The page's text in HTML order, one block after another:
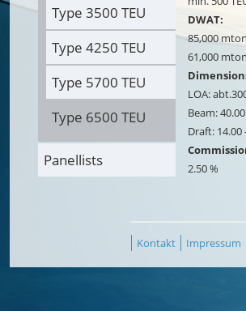
Type 3500 TEU
Type 4250 TEU
Type 5700 TEU
Type 6500 TEU
Panellists
DWAT:
85,000
61,000
LOA:
Beam:
Draft: 14.00
2.50 %
Kontakt Impressum